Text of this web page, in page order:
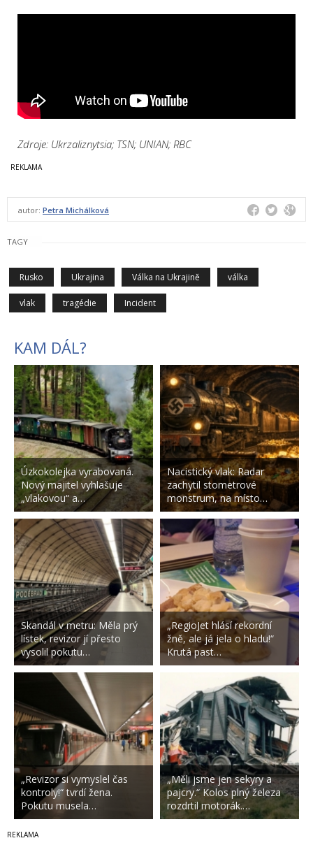
Zdroje: Ukrzaliznytsia; TSN; UNIAN; RBC
autor: Petra Michálková
TAGY
Rusko Ukrajina Válka na Ukrajině válka
vlak tragédie Incident
KAM DÁL?
Úzkokolejka vyrabovaná.
Nový majitel vyhlašuje
„vlakovou“ a…
Skandál v metru: Měla prý
lístek, revizor jí přesto
vysolil pokutu…
„Revizor si vymyslel čas
kontroly!“ tvrdí žena.
Pokutu musela…
Nacistický vlak: Radar
zachytil stometrové
monstrum, na místo…
„RegioJet hlásí rekordní
žně, ale já jela o hladu!“
Krutá past…
„Měli jsme jen sekyry a
pajcry.“ Kolos plný železa
rozdrtil motorák.…